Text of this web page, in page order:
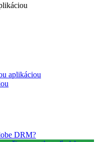
aplikáciou
DRM?